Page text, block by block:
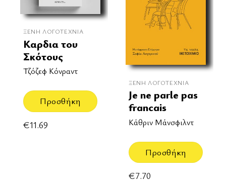
ΞΈΝΗ ΛΟΓΟΤΕΧΝΊΑ
Καρδια του
Σκότους
Τζόζεφ Κόνραντ
Προσθήκη
€11.69
ΞΈΝΗ ΛΟΓΟΤΕΧΝΊΑ
Je ne parle pas
francais
Κάθριν Μάνσφιλντ
Προσθήκη
€7.70